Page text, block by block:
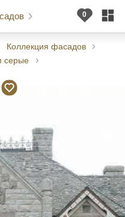
Коллекция фасадов
серые